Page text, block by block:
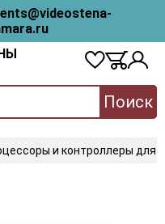
Поиск
и контроллеры для